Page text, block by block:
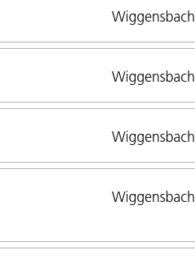
Wiggensbach
Wiggensbach
Wiggensbach
Wiggensbach